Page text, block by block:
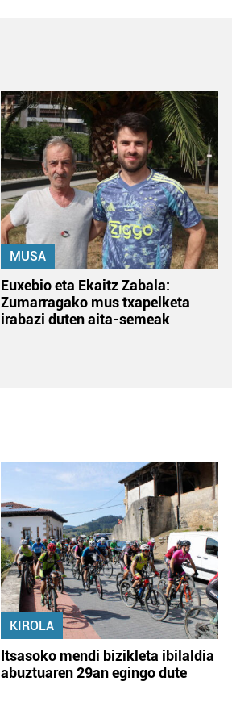
MUSA
Euxebio eta Ekaitz Zabala:
Zumarragako mus txapelketa
irabazi duten aita-semeak
KIROLA
Itsasoko mendi bizikleta ibilaldia
abuztuaren 29an egingo dute